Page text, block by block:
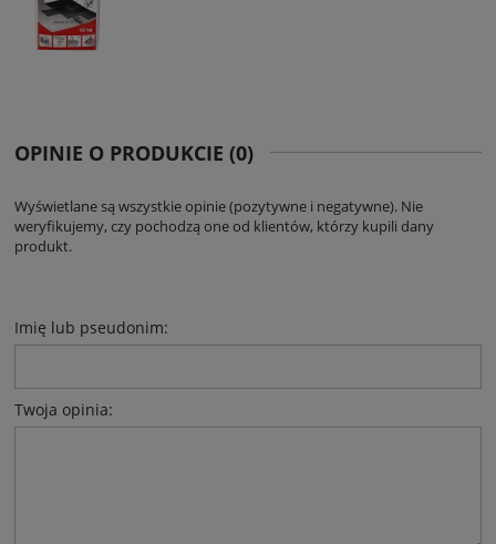
OPINIE O PRODUKCIE (0)
Wyświetlane są wszystkie opinie (pozytywne i negatywne). Nie
weryfikujemy, czy pochodzą one od klientów, którzy kupili dany
produkt.
Imię lub pseudonim:
Twoja opinia: